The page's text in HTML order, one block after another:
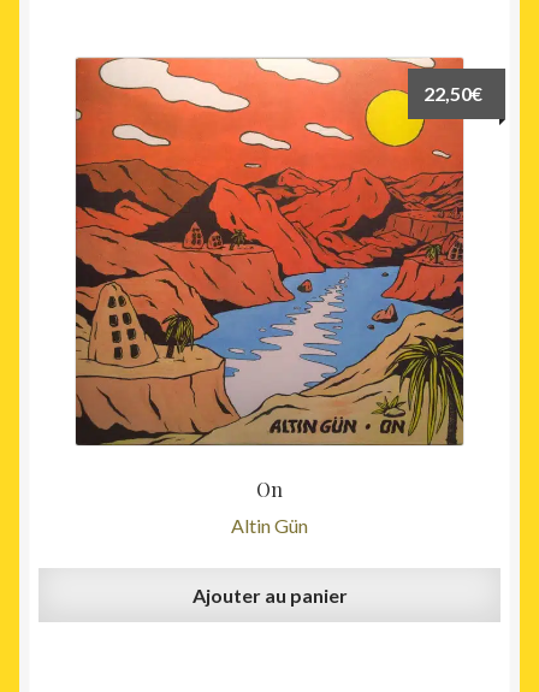
On
Altin Gün
22,50€
Ajouter au panier